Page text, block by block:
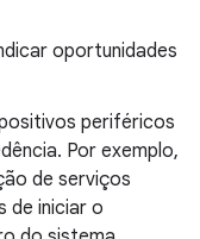
oportunidades
periféricos
Por exemplo,
de serviços
de iniciar o